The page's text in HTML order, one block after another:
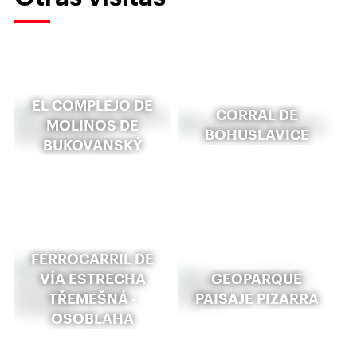
EL COMPLEJO DE
MOLINOS DE
BUKOVANSKÝ
CORRAL DE
BOHUSLAVICE
FERROCARRIL DE
VÍA ESTRECHA
TŘEMEŠNÁ -
OSOBLAHA
GEOPARQUE
PAISAJE PIZARRA